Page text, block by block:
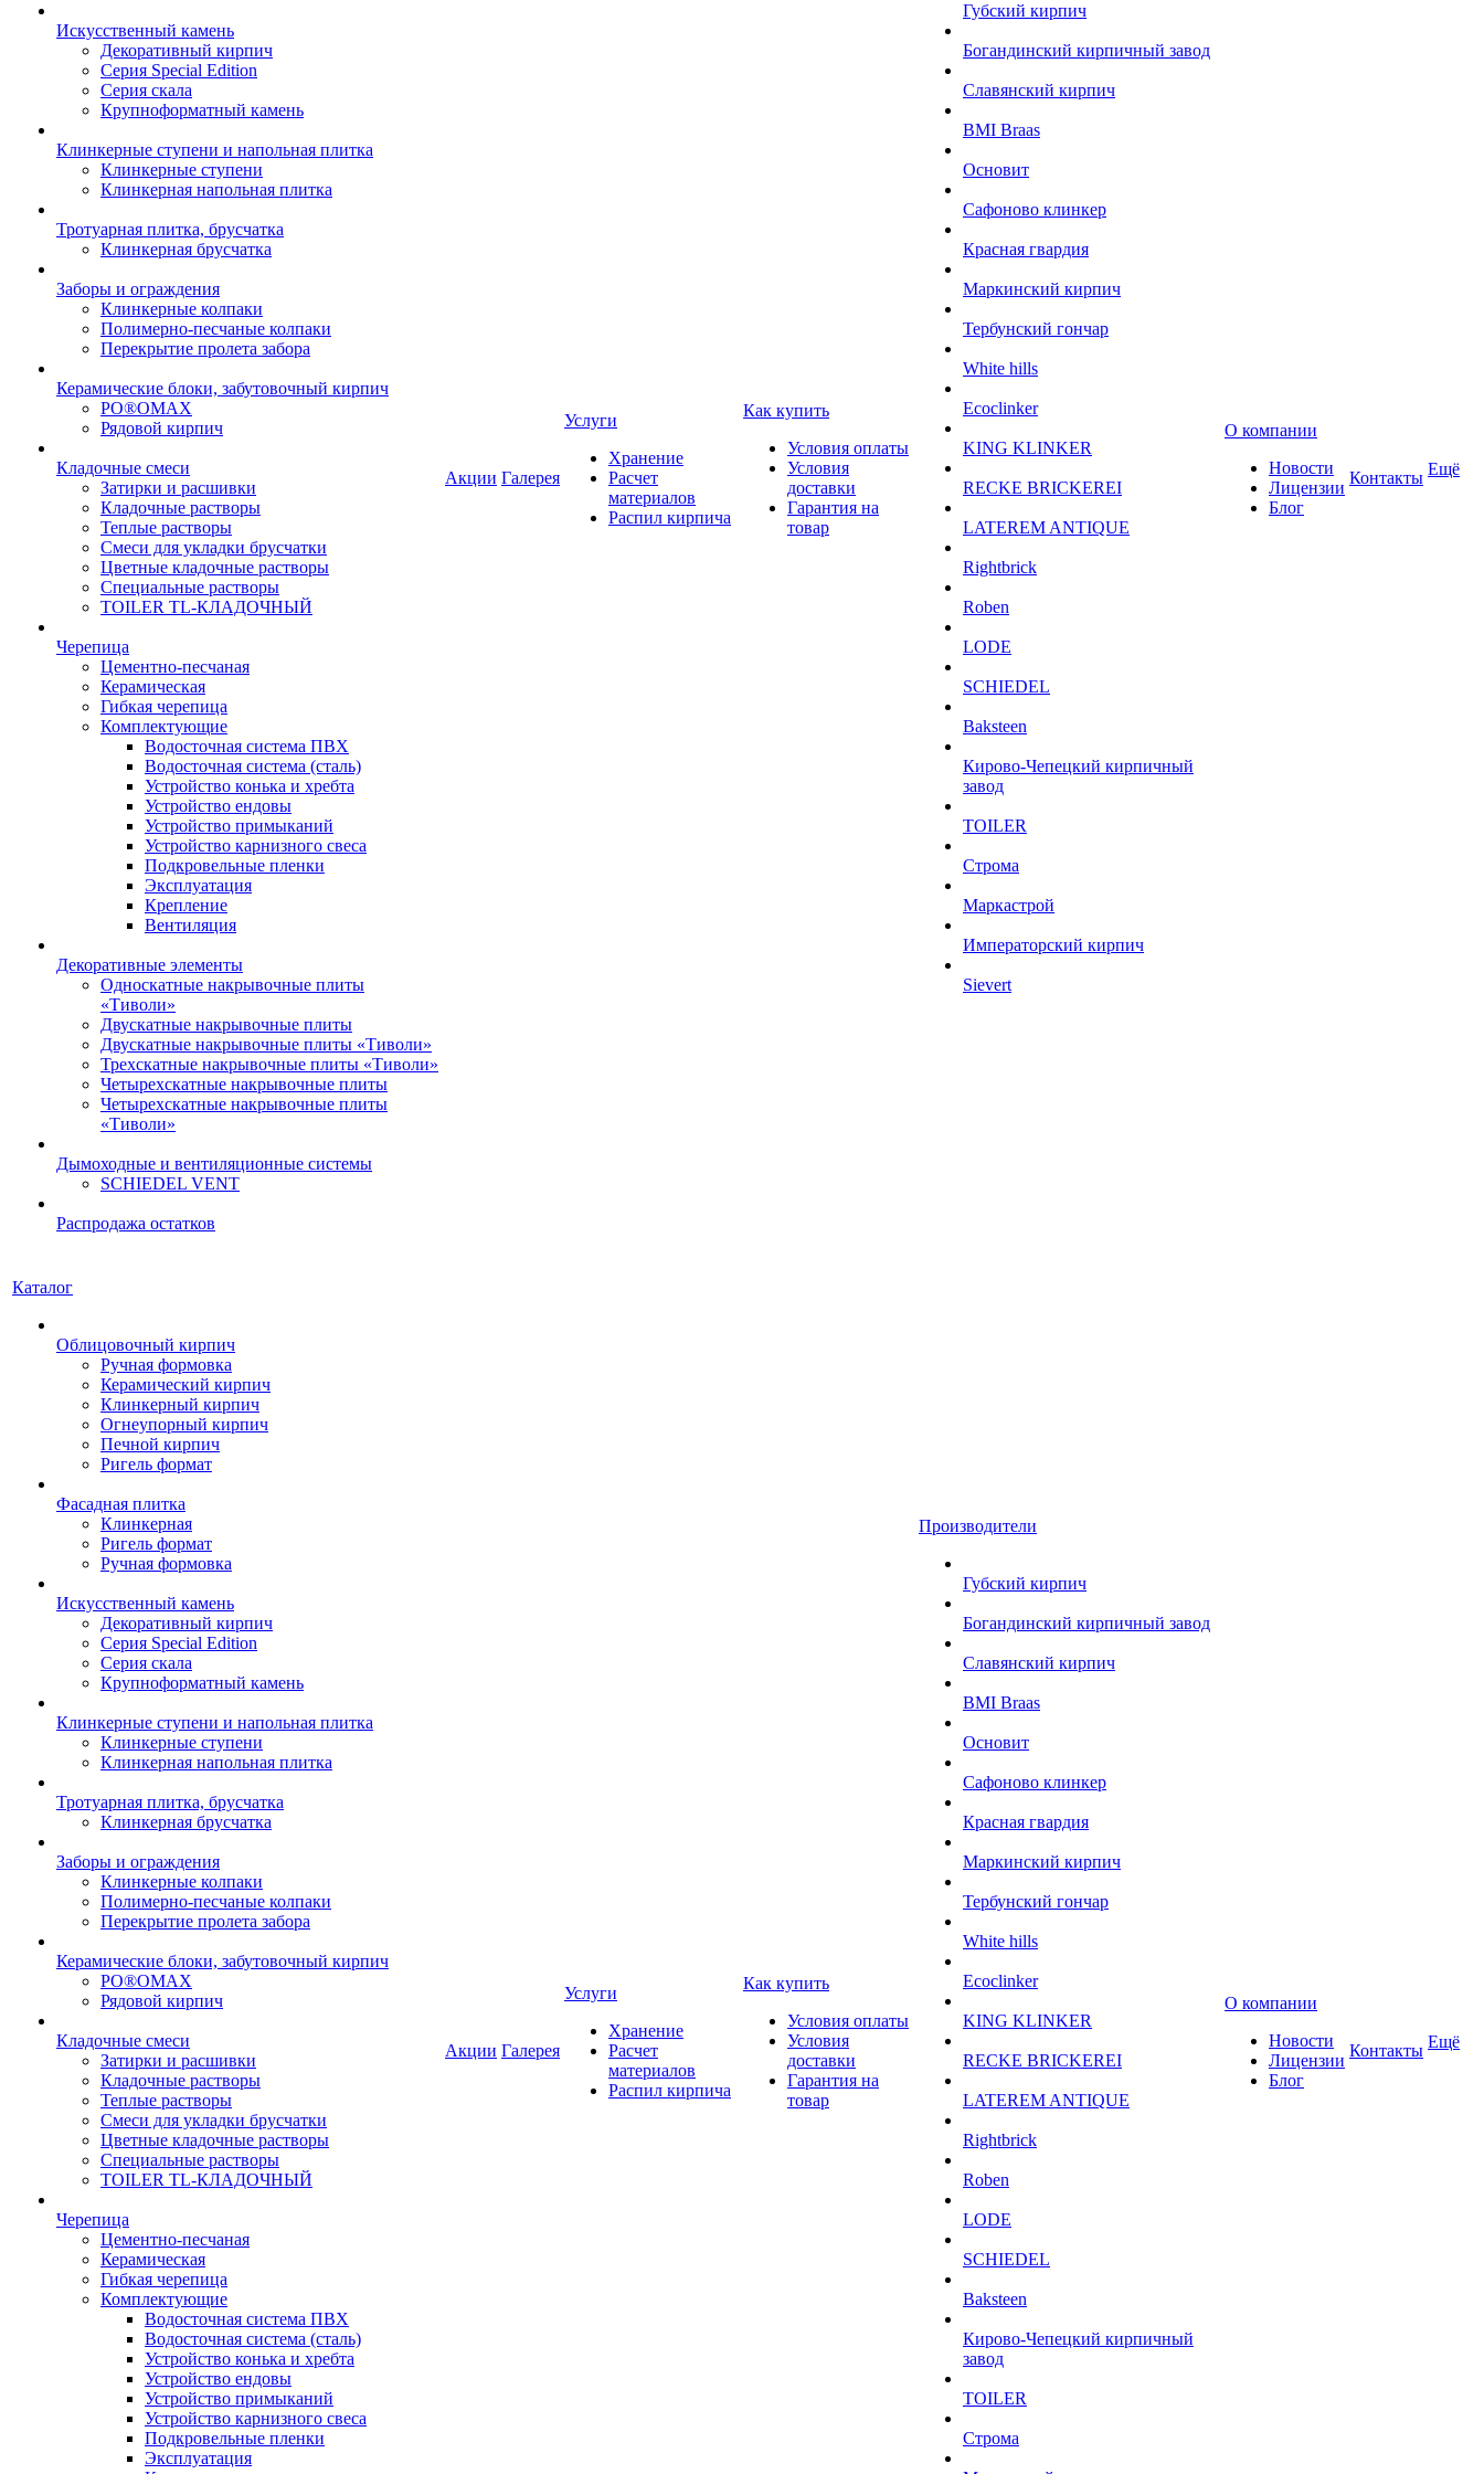
Искусственный камень
Декоративный кирпич
Серия Special Edition
Серия скала
Крупноформатный камень
Клинкерные ступени и напольная плитка
Клинкерные ступени
Клинкерная напольная плитка
Тротуарная плитка, брусчатка
Клинкерная брусчатка
Заборы и ограждения
Клинкерные колпаки
Полимерно-песчаные колпаки
Перекрытие пролета забора
Керамические блоки, забутовочный кирпич
PO®OMAX
Рядовой кирпич
Кладочные смеси
Затирки и расшивки
Кладочные растворы
Теплые растворы
Смеси для укладки брусчатки
Цветные кладочные растворы
Специальные растворы
TOILER TL-КЛАДОЧНЫЙ
Черепица
Цементно-песчаная
Керамическая
Гибкая черепица
Комплектующие
Водосточная система ПВХ
Водосточная система (сталь)
Устройство конька и хребта
Устройство ендовы
Устройство примыканий
Устройство карнизного свеса
Подкровельные пленки
Эксплуатация
Крепление
Вентиляция
Декоративные элементы
Односкатные накрывочные плиты
«Тиволи»
Двускатные накрывочные плиты
Двускатные накрывочные плиты «Тиволи»
Трехскатные накрывочные плиты «Тиволи»
Четырехскатные накрывочные плиты
Четырехскатные накрывочные плиты
«Тиволи»
Дымоходные и вентиляционные системы
SCHIEDEL VENT
Распродажа остатков
Акции Галерея
Услуги
Хранение
Расчет
материалов
Распил кирпича
Как купить
Условия оплаты
Условия
доставки
Гарантия на
товар
Губский кирпич
Богандинский кирпичный завод
Славянский кирпич
BMI Braas
Основит
Сафоново клинкер
Красная гвардия
Маркинский кирпич
Тербунский гончар
White hills
Ecoclinker
KING KLINKER
RECKE BRICKEREI
LATEREM ANTIQUE
Rightbrick
Roben
LODE
SCHIEDEL
Baksteen
Кирово-Чепецкий кирпичный
завод
TOILER
Строма
Маркастрой
Императорский кирпич
Sievert
О компании
Новости
Лицензии
Блог
Контакты Ещё
Каталог
Облицовочный кирпич
Ручная формовка
Керамический кирпич
Клинкерный кирпич
Огнеупорный кирпич
Печной кирпич
Ригель формат
Фасадная плитка
Клинкерная
Ригель формат
Ручная формовка
Искусственный камень
Декоративный кирпич
Серия Special Edition
Серия скала
Крупноформатный камень
Клинкерные ступени и напольная плитка
Клинкерные ступени
Клинкерная напольная плитка
Тротуарная плитка, брусчатка
Клинкерная брусчатка
Заборы и ограждения
Клинкерные колпаки
Полимерно-песчаные колпаки
Перекрытие пролета забора
Керамические блоки, забутовочный кирпич
PO®OMAX
Рядовой кирпич
Кладочные смеси
Затирки и расшивки
Кладочные растворы
Теплые растворы
Смеси для укладки брусчатки
Цветные кладочные растворы
Специальные растворы
TOILER TL-КЛАДОЧНЫЙ
Черепица
Цементно-песчаная
Керамическая
Гибкая черепица
Комплектующие
Водосточная система ПВХ
Водосточная система (сталь)
Устройство конька и хребта
Устройство ендовы
Устройство примыканий
Устройство карнизного свеса
Подкровельные пленки
Эксплуатация
Акции Галерея
Услуги
Хранение
Расчет
материалов
Распил кирпича
Как купить
Условия оплаты
Условия
доставки
Гарантия на
товар
Производители
Губский кирпич
Богандинский кирпичный завод
Славянский кирпич
BMI Braas
Основит
Сафоново клинкер
Красная гвардия
Маркинский кирпич
Тербунский гончар
White hills
Ecoclinker
KING KLINKER
RECKE BRICKEREI
LATEREM ANTIQUE
Rightbrick
Roben
LODE
SCHIEDEL
Baksteen
Кирово-Чепецкий кирпичный
завод
TOILER
Строма
О компании
Новости
Лицензии
Блог
Контакты Ещё